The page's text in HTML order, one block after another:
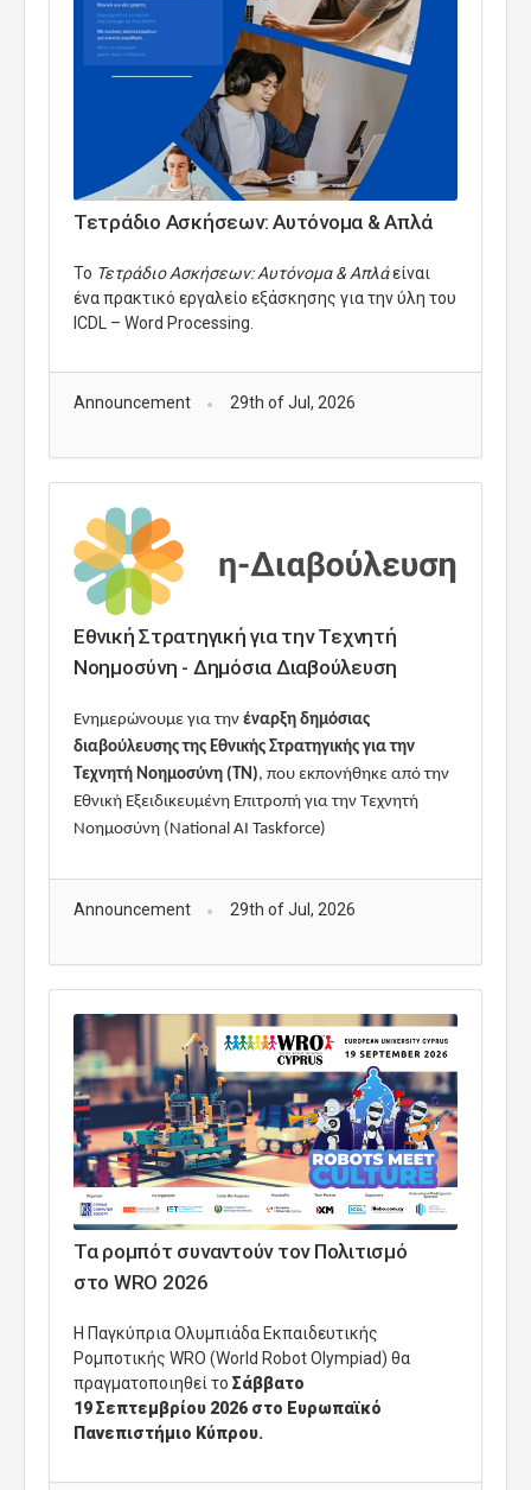
Τετράδιο Ασκήσεων: Αυτόνομα & Απλά
Το Τετράδιο Ασκήσεων: Αυτόνομα & Απλάείναι
ένα πρακτικό εργαλείο εξάσκησης για την ύλη του
ICDL – Word Processing.
Announcement 29th of Jul, 2026
Εθνική Στρατηγική για την Τεχνητή
Νοημοσύνη - Δημόσια Διαβούλευση
Ενημερώνουμε για την έναρξη δημόσιας
διαβούλευσης της Εθνικής Στρατηγικής για την
Τεχνητή Νοημοσύνη (ΤΝ), που εκπονήθηκε από την
Εθνική Εξειδικευμένη Επιτροπή για την Τεχνητή
Νοημοσύνη (National AI Taskforce)
Announcement 29th of Jul, 2026
Τα ρομπότ συναντούν τον Πολιτισμό
στο WRO 2026
H Παγκύπρια Ολυμπιάδα Εκπαιδευτικής
Ρομποτικής WRO (World Robot Olympiad) θα
πραγματοποιηθεί το Σάββατο
19Σεπτεμβρίου 2026 στο Ευρωπαϊκό
Πανεπιστήμιο Κύπρου.